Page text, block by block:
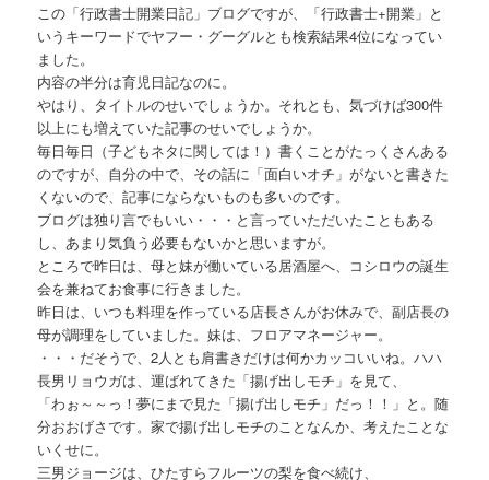
ョ
ン
この「行政書士開業日記」ブログですが、「行政書士+開業」と
いうキーワードでヤフー・グーグルとも検索結果4位になってい
ました。
内容の半分は育児日記なのに。
やはり、タイトルのせいでしょうか。それとも、気づけば300件
以上にも増えていた記事のせいでしょうか。
毎日毎日（子どもネタに関しては！）書くことがたっくさんある
のですが、自分の中で、その話に「面白いオチ」がないと書きた
くないので、記事にならないものも多いのです。
ブログは独り言でもいい・・・と言っていただいたこともある
し、あまり気負う必要もないかと思いますが。
ところで昨日は、母と妹が働いている居酒屋へ、コシロウの誕生
会を兼ねてお食事に行きました。
昨日は、いつも料理を作っている店長さんがお休みで、副店長の
母が調理をしていました。妹は、フロアマネージャー。
・・・だそうで、2人とも肩書きだけは何かカッコいいね。ハハ
長男リョウガは、運ばれてきた「揚げ出しモチ」を見て、
「わぉ～～っ！夢にまで見た「揚げ出しモチ」だっ！！」と。随
分おおげさです。家で揚げ出しモチのことなんか、考えたことな
いくせに。
三男ジョージは、ひたすらフルーツの梨を食べ続け、